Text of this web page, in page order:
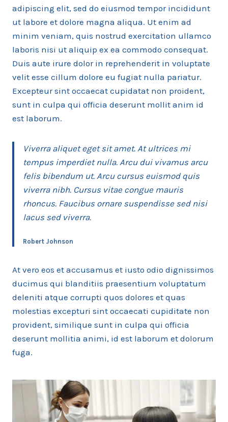
adipiscing elit, sed do eiusmod tempor incididunt
ut labore et dolore magna aliqua. Ut enim ad
minim veniam, quis nostrud exercitation ullamco
laboris nisi ut aliquip ex ea commodo consequat.
Duis aute irure dolor in reprehenderit in voluptate
velit esse cillum dolore eu fugiat nulla pariatur.
Excepteur sint occaecat cupidatat non proident,
sunt in culpa qui officia deserunt mollit anim id
est laborum.
Viverra aliquet eget sit amet. At ultrices mi
tempus imperdiet nulla. Arcu dui vivamus arcu
felis bibendum ut. Arcu cursus euismod quis
viverra nibh. Cursus vitae congue mauris
rhoncus. Faucibus ornare suspendisse sed nisi
lacus sed viverra.
Robert Johnson
At vero eos et accusamus et iusto odio dignissimos
ducimus qui blanditiis praesentium voluptatum
deleniti atque corrupti quos dolores et quas
molestias excepturi sint occaecati cupiditate non
provident, similique sunt in culpa qui officia
deserunt mollitia animi, id est laborum et dolorum
fuga.